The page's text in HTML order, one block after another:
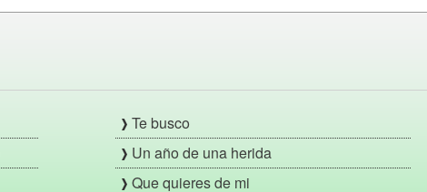
Te busco
Un año de una herida
Que quieres de mi